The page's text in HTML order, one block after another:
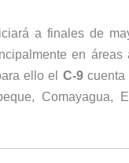
a finales de
en áreas
ello el C-9cuenta
Comayagua,